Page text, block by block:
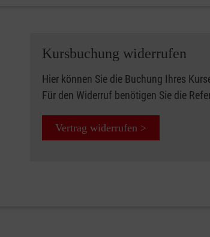
Kursbuchung widerrufen
Hier können Sie die Buchung Ihres
Für den Widerruf benötigen Sie die
Vertrag widerrufen >